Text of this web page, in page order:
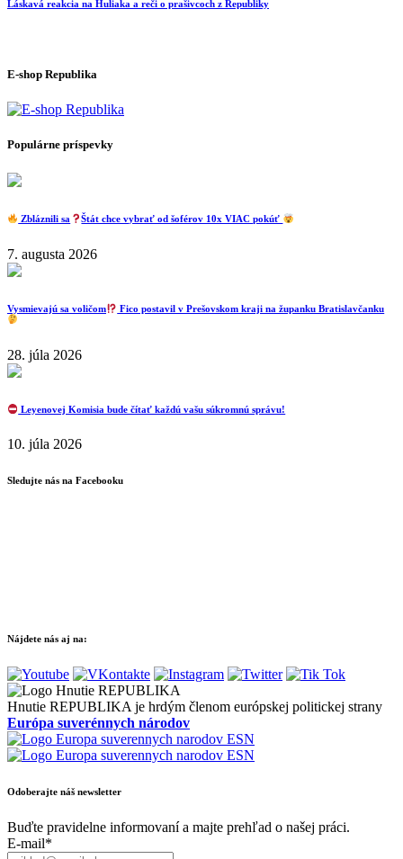
Láskavá reakcia na Huliaka a reči o prašivcoch z Republiky
E-shop Republika
Populárne príspevky
Zbláznili sa Štát chce vybrať od šoférov 10x VIAC pokúť
7. augusta 2026
Vysmievajú sa voličom Fico postavil v Prešovskom kraji na županku Bratislavčanku
28. júla 2026
Leyenovej Komisia bude čítať každú vašu súkromnú správu!
10. júla 2026
Sledujte nás na Facebooku
Nájdete nás aj na:
Hnutie REPUBLIKA je hrdým členom európskej politickej strany
Európa suverénnych národov
Odoberajte náš newsletter
Buďte pravidelne informovaní a majte prehľad o našej práci.
E-mail*